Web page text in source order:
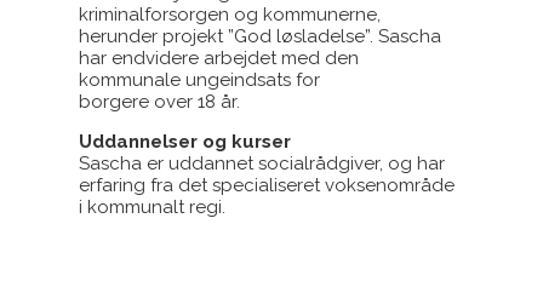
kriminalforsorgen og kommunerne,
herunder projekt ”God løsladelse”. Sascha
har endvidere arbejdet med den
kommunale ungeindsats for
borgere over 18 år.
Uddannelser og kurser
Sascha er uddannet socialrådgiver, og har
erfaring fra det specialiseret voksenområde
i kommunalt regi.